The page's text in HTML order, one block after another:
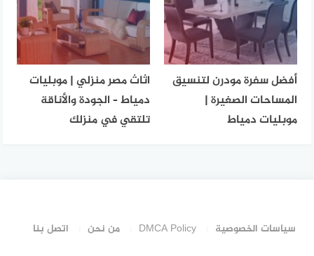
أفضل سفرة مودرن لتنسيق
المساحات الصغيرة |
موبليات دمياط
اثاث مصر منزلي | موبليات
دمياط – الجودة والأناقة
تلتقي في منزلك
سياسات الخصوصية DMCA Policy من نحن اتصل بنا